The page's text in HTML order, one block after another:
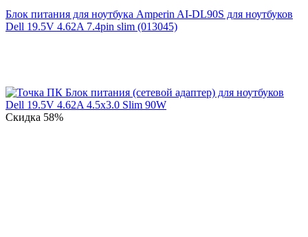
Блок питания для ноутбука Amperin AI-DL90S для ноутбуков
Dell 19.5V 4.62A 7.4pin slim (013045)
Скидка 58%